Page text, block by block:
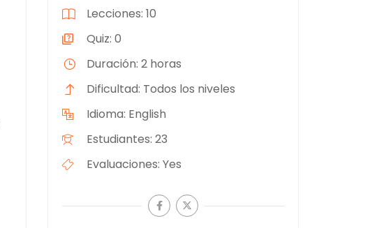
Lecciones 10
Quiz 0
Duración 2 horas
Dificultad Todos los niveles
Idioma English
Estudiantes 23
Evaluaciones Yes